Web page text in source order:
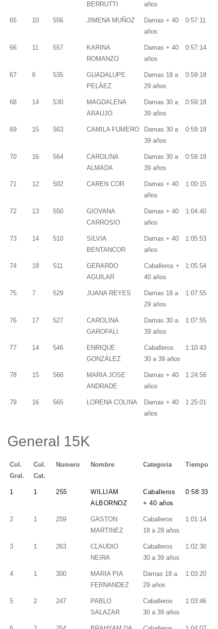
BERRUTTI
años
65 10 556 JIMENA MUÑOZ
Damas + 40
años
0:57:11
66 11 557
KARINA
ROMANZO
Damas + 40
años
0:57:14
67 6 535
GUADALUPE
PELÁEZ
Damas 18 a
29 años
0:59:18
68 14 530
MAGDALENA
ARAUJO
Damas 30 a
39 años
0:59:18
69 15 563 CAMILA FUMERO
Damas 30 a
39 años
0:59:18
70 16 564
CAROLINA
ALMADA
Damas 30 a
39 años
0:59:18
71 12 502 CAREN COR
Damas + 40
años
1:00:15
72 13 550
GIOVANA
CARROSIO
Damas + 40
años
1:04:40
73 14 510
SILVIA
BENTANCOR
Damas + 40
años
1:05:53
74 18 511
GERARDO
AGUILAR
Caballeros +
40 años
1:05:54
75 7 529 JUANA REYES
Damas 18 a
29 años
1:07:55
76 17 527
CAROLINA
GAROFALI
Damas 30 a
39 años
1:07:55
77 14 546
ENRIQUE
GONZÁLEZ
Caballeros
30 a 39 años
1:10:43
78 15 566
MARIA JOSE
ANDRADE
Damas + 40
años
1:24:56
79 16 565 LORENA COLINA
Damas + 40
años
1:25:01
General 15K
Col.
Gral.
Col.
Cat.
Numero Nombre Categoria Tiempo
1 1 255
WILLIAM
ALBORNOZ
Caballeros
+ 40 años
0:58:33
2 1 259
GASTON
MARTINEZ
Caballeros
18 a 29 años
1:01:14
3 1 263
CLAUDIO
NEIRA
Caballeros
30 a 39 años
1:02:30
4 1 300
MARIA PIA
FERNANDEZ
Damas 18 a
29 años
1:03:20
5 2 247
PABLO
SALAZAR
Caballeros
30 a 39 años
1:03:46